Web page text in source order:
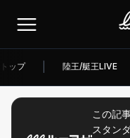
トップ 陸王/艇王LIVE
この記
スタン